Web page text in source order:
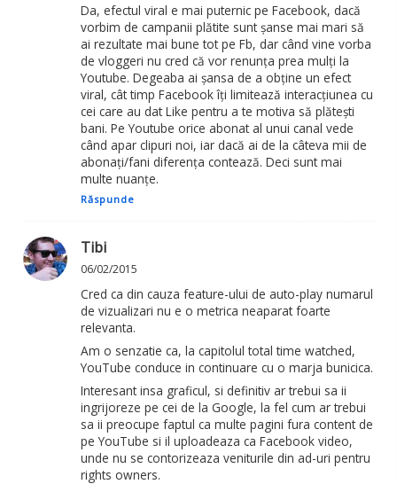
Da, efectul viral e mai puternic pe Facebook, dacă
vorbim de campanii plătite sunt șanse mai mari să
ai rezultate mai bune tot pe Fb, dar când vine vorba
de vloggeri nu cred că vor renunța prea mulți la
Youtube. Degeaba ai șansa de a obține un efect
viral, cât timp Facebook îți limitează interacțiunea cu
cei care au dat Like pentru a te motiva să plătești
bani. Pe Youtube orice abonat al unui canal vede
când apar clipuri noi, iar dacă ai de la câteva mii de
abonați/fani diferența contează. Deci sunt mai
multe nuanțe.
Răspunde
Tibi
06/02/2015
Cred ca din cauza feature-ului de auto-play numarul
de vizualizari nu e o metrica neaparat foarte
relevanta.
Am o senzatie ca, la capitolul total time watched,
YouTube conduce in continuare cu o marja bunicica.
Interesant insa graficul, si definitiv ar trebui sa ii
ingrijoreze pe cei de la Google, la fel cum ar trebui
sa ii preocupe faptul ca multe pagini fura content de
pe YouTube si il uploadeaza ca Facebook video,
unde nu se contorizeaza veniturile din ad-uri pentru
rights owners.